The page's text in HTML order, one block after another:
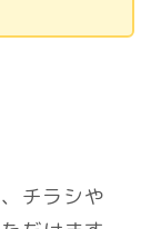
チラシや